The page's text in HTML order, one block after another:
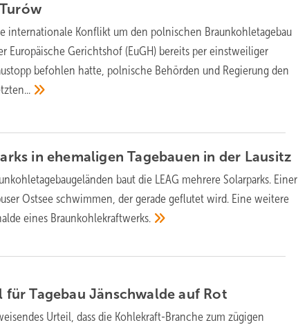
Turów
internationale Konflikt um den polnischen Braunkohletagebau
Europäische Gerichtshof (EuGH) bereits per einstweiliger
befohlen hatte, polnische Behörden und Regierung den
in ehemaligen Tagebauen in der Lausitz
baut die LEAG mehrere Solarparks. Einer
Ostsee schwimmen, der gerade geflutet wird. Eine weitere
eines Braunkohlekraftwerks.
Tagebau Jänschwalde auf Rot
Urteil, dass die Kohlekraft-Branche zum zügigen